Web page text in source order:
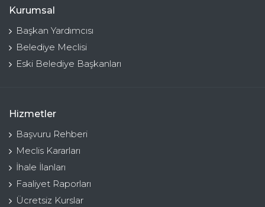
Kurumsal
Başkan Yardımcısı
Belediye Meclisi
Eski Belediye Başkanları
Hizmetler
Başvuru Rehberi
Meclis Kararları
İhale İlanları
Faaliyet Raporları
Ücretsiz Kurslar